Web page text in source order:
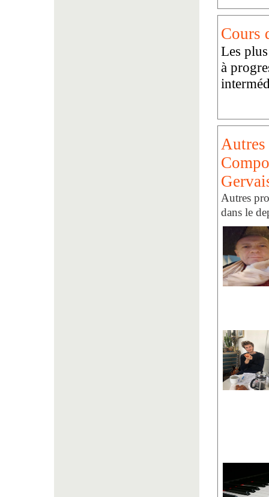
Cours
Les
à
Autres
Autres
dans le